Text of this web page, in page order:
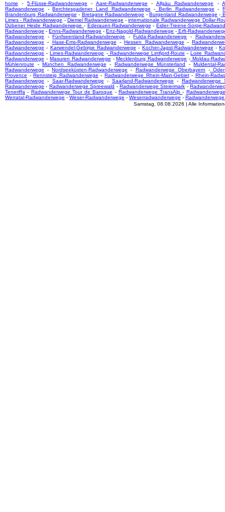
home - 5-Flüsse-Radwanderwege - Aare-Radwanderwege - Allgäu Radwanderwege -
Radwanderwege -Berchtesgadener Land Radwanderwege - Berlin Radwanderwege -
Brandenburg Radwanderwege - Bretagne Radwanderwege -Burgenland Radwanderwege -
Limes - Radwanderwege - Diemel Radwanderwege -internationale Radwanderwege Dollar-
Dübener Heide Radwanderwege - Ederauen-Radwanderwege -Eider-Treene-Sorge-
Radwanderwege -Enns-Radwanderwege -Enz-Nagold-Radwanderwege - Erft-
Radwanderwege -Fünfseenland-Radwanderwege -Fulda-Radwanderwege -
Radwanderwege - Hase-Ems-Radwanderwege -Hessen Radwanderwege -
Radwanderwege - Karwendel-Gebirge Radwanderwege - Kocher-Jagst-Radwanderwege -
Radwanderwege -Limes-Radwanderwege -Radwanderwege Limfjord-Route -Loire
Radwanderwege - Masuren Radwanderwege -Mecklenburg Radwanderwege - Moldau-
Mühlenroute -München Radwanderwege - Radwanderwege Münsterland -Muldental-
Radwanderwege -Nordseeküsten-Radwanderwege - Radwanderwege Oberbayern -Oder-
Provence -Rennsteig Radwanderwege - Radwanderwege Rhein-Main-Gebiet- Rhein-
Radwanderwege - Saar-Radwanderwege - Saarland-Radwanderwege - Radwanderwege
Radwanderwege - Radwanderwege Spreewald - Radwanderwege Steiermark -
Teneriffa - Radwanderwege Tour de Baroque - Radwanderwege TransAlp-
Werratal-Radwanderwege - Weser-Radwanderwege - Weserradwanderwege -
Samstag, 08.08.2026 | Alle